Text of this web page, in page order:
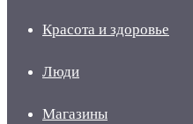
Красота и здоровье
Люди
Магазины